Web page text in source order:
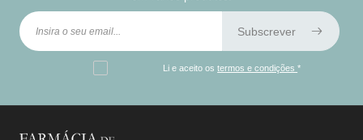
Subscrever
Li e aceito ostermos e condições*